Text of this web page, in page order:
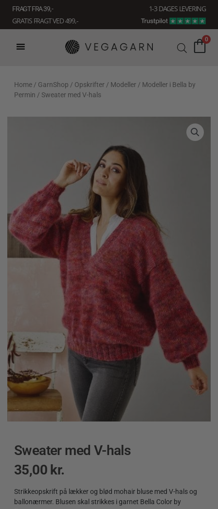
indholdet
FRAGT FRA 39, -
1-3 DAGES LEVERING
GRATIS FRAGT VED 499,-
0
Home / GarnShop / Opskrifter / Modeller / Modeller i Bella by
Permin / Sweater med V-hals
Sweater med V-hals
35,00 kr.
Strikkeopskrift på lækker og blød mohair bluse med V-hals og
ballonærmer. Blusen skal strikkes i garnet Bella Color by